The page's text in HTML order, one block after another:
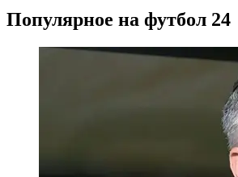
Популярное на футбол 24